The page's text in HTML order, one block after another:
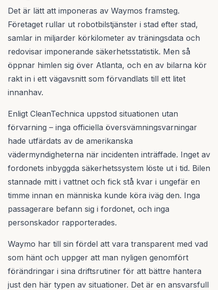
Det är lätt att imponeras av Waymos framsteg.
Företaget rullar ut robotbilstjänster i stad efter stad,
samlar in miljarder körkilometer av träningsdata och
redovisar imponerande säkerhetsstatistik. Men så
öppnar himlen sig över Atlanta, och en av bilarna kör
rakt in i ett vägavsnitt som förvandlats till ett litet
innanhav.
Enligt CleanTechnica uppstod situationen utan
förvarning – inga officiella översvämningsvarningar
hade utfärdats av de amerikanska
vädermyndigheterna när incidenten inträffade. Inget av
fordonets inbyggda säkerhetssystem löste ut i tid. Bilen
stannade mitt i vattnet och fick stå kvar i ungefär en
timme innan en människa kunde köra iväg den. Inga
passagerare befann sig i fordonet, och inga
personskador rapporterades.
Waymo har till sin fördel att vara transparent med vad
som hänt och uppger att man nyligen genomfört
förändringar i sina driftsrutiner för att bättre hantera
just den här typen av situationer. Det är en ansvarsfull